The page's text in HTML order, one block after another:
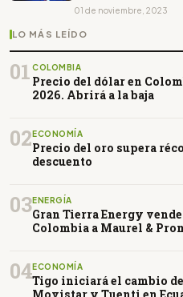
01 de noviembre, 2023
LO MÁS LEÍDO
01 COLOMBIA
Precio del dólar en
2026. Abrirá a la baja
02ECONOMÍA
Precio del oro supera
descuento
03ENERGÍA
Gran Tierra Energy
Colombia a Maurel &
04ECONOMÍA
Tigo iniciará el cambio